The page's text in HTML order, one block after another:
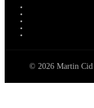
© 2026 Martin Cid